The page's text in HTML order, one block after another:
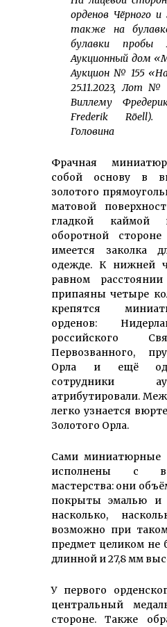
орденов Чёрного
также на
булавки пробы
Аукционный дом
Аукцион № 155
25.11.2023, Лот №
Виллему
Frederik Röell).
Головина
Фрачная
собой основу в
золотого
матовой
гладкой
оборотной стороне
имеется заколка
одежде. К нижней
равном
припаяны четыре
крепятся
орденов:
российского
Первозванного,
Орла и ещё
сотрудники
атрибутировали.
легко узнается
Золотого Орла.
Сами миниатюрные
исполнены с
мастерства: они
покрыты эмалью и
насколько,
возможно при
предмет целиком не
длинной и 27,8 мм
У первого
центральный
стороне. Также